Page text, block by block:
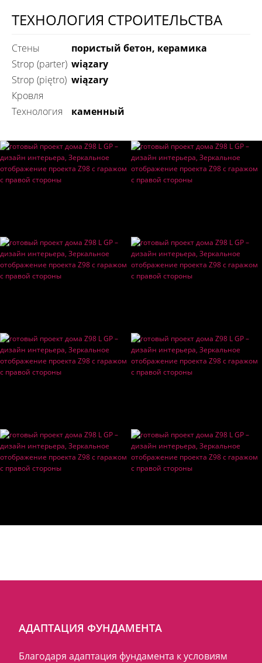
ТЕХНОЛОГИЯ СТРОИТЕЛЬСТВА
Стены
пористый бетон, керамика
Strop (parter) wiązary
Strop (piętro) wiązary
Кровля
технология
каменный
АДАПТАЦИЯ ФУНДАМЕНТА
Благодаря адаптация фундамента к условиям